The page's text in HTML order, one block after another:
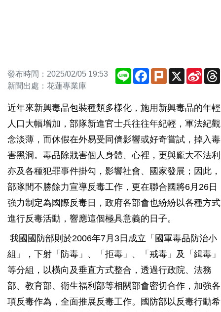
發布時間：2025/02/05 19:53
新聞出處：花蓮專業庫
Line Facebook
Plurk X
Sina
近年來新興毒品包裝種類多樣化，施用新興毒品的年輕
人口大幅增加，部隊新進官士兵往往年紀輕，軍法紀觀
念淡薄，而休假在外易受同儕影響或好奇嘗試，掉入毒
害黑洞。毒品除戕害個人身體、心裡，更與龐大不法利
亦及各種犯罪事件掛勾，影響社會、國家發展；因此，
部隊間不勝餘力宣導反毒工作，更在聯合國將6月26日
強力制定為國際反毒日，政府各部會也紛紛以各種方式
進行反毒活動，響應這個極具意義的日子。
我國國防部則於2006年7月3日成立「國軍毒品防治小
組」，下射「防毒」、「拒毒」、「戒毒」及「緝毒」
等分組，以橫向及垂直方式整合，透過行政院、法務
部、教育部、衛生福利部等相關部會密切合作，加強各
項反毒作為，全面推展反毒工作。國防部以反毒行動希